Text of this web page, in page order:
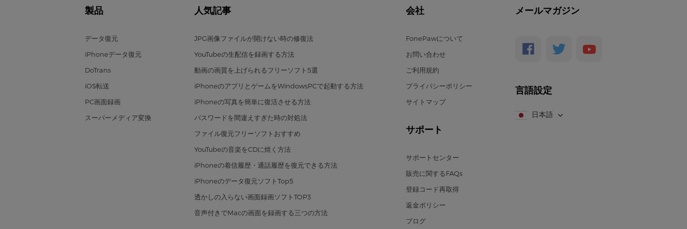
製品
データ復元
iPhoneデータ復元
DoTrans
iOS転送
PC画面録画
スーパーメディア変換
人気記事
JPG画像ファイルが開けない時の修復法
YouTubeの生配信を録画する方法
動画の画質を上げられるフリーソフト5選
iPhoneのアプリとゲームをWindowsPCで起動する方法
iPhoneの写真を簡単に復活させる方法
パスワードを間違えすぎた時の対処法
ファイル復元フリーソフトおすすめ
YouTubeの音楽をCDに焼く方法
iPhoneの着信履歴・通話履歴を復元できる方法
iPhoneのデータ復元ソフトTop5
透かしの入らない画面録画ソフトTOP3
音声付きでMacの画面を録画する三つの方法
会社
FonePawについて
お問い合わせ
ご利用規約
プライバシーポリシー
サイトマップ
サポート
サポートセンター
販売に関するFAQs
登録コード再取得
返金ポリシー
ブログ
メールマガジン
言語設定
日本語